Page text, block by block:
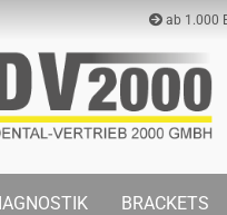
ab 1.000
BRACKETS